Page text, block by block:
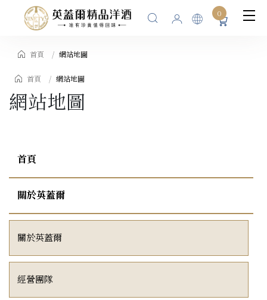
0
首頁 網站地圖
首頁 網站地圖
網站地圖
首頁
關於英蓋爾
關於英蓋爾
經營團隊